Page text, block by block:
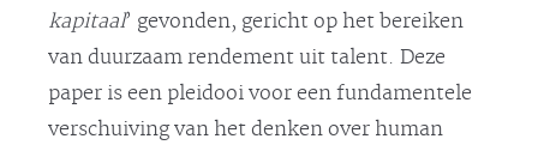
kapitaal’ gevonden, gericht op het bereiken
van duurzaam rendement uit talent. Deze
paper is een pleidooi voor een fundamentele
verschuiving van het denken over human